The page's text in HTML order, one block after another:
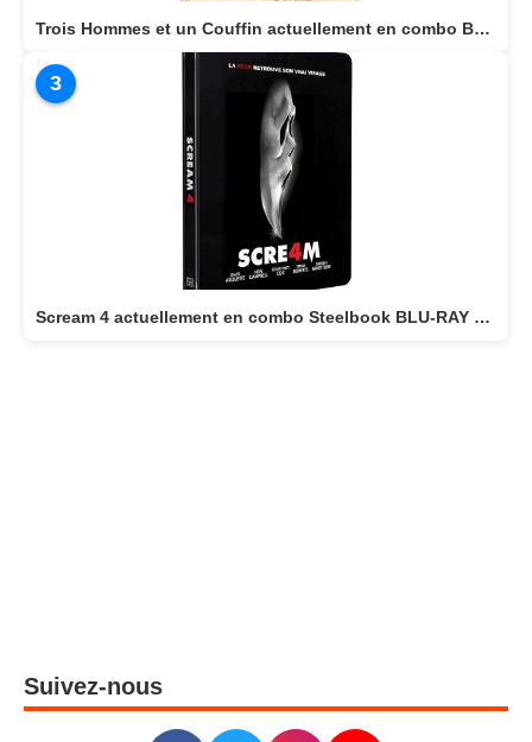
Trois Hommes et un Couffin actuellement en combo BLU-RAY/DVD
3
Scream 4 actuellement en combo Steelbook BLU-RAY 4K + BLU-RAY
Suivez-nous